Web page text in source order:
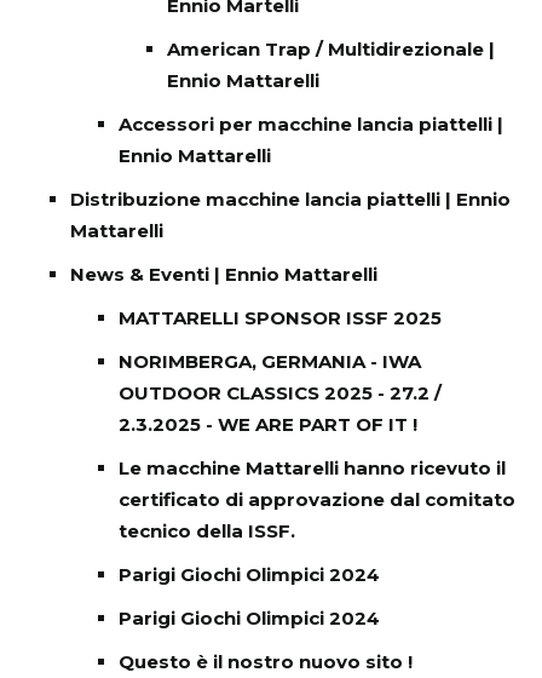
Ennio Martelli
American Trap / Multidirezionale |
Ennio Mattarelli
Accessori per macchine lancia piattelli |
Ennio Mattarelli
Distribuzione macchine lancia piattelli | Ennio
Mattarelli
News & Eventi | Ennio Mattarelli
MATTARELLI SPONSOR ISSF 2025
NORIMBERGA, GERMANIA - IWA
OUTDOOR CLASSICS 2025 - 27.2 /
2.3.2025 - WE ARE PART OF IT !
Le macchine Mattarelli hanno ricevuto il
certificato di approvazione dal comitato
tecnico della ISSF.
Parigi Giochi Olimpici 2024
Parigi Giochi Olimpici 2024
Questo è il nostro nuovo sito !